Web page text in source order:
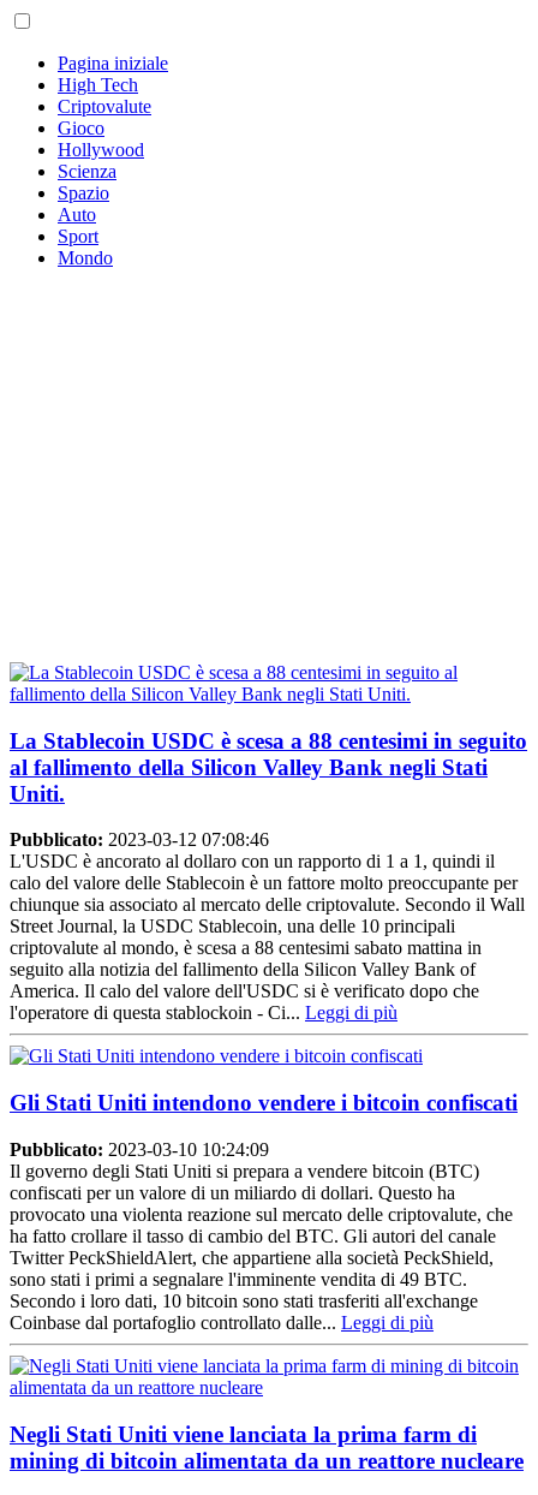
Pagina iniziale
High Tech
Criptovalute
Gioco
Hollywood
Scienza
Spazio
Auto
Sport
Mondo
La Stablecoin USDC è scesa a 88 centesimi in seguito
al fallimento della Silicon Valley Bank negli Stati
Uniti.
Pubblicato: 2023-03-12 07:08:46
L'USDC è ancorato al dollaro con un rapporto di 1 a 1, quindi il
calo del valore delle Stablecoin è un fattore molto preoccupante per
chiunque sia associato al mercato delle criptovalute. Secondo il Wall
Street Journal, la USDC Stablecoin, una delle 10 principali
criptovalute al mondo, è scesa a 88 centesimi sabato mattina in
seguito alla notizia del fallimento della Silicon Valley Bank of
America. Il calo del valore dell'USDC si è verificato dopo che
l'operatore di questa stablockoin - Ci... Leggi di più
Gli Stati Uniti intendono vendere i bitcoin confiscati
Pubblicato: 2023-03-10 10:24:09
Il governo degli Stati Uniti si prepara a vendere bitcoin (BTC)
confiscati per un valore di un miliardo di dollari. Questo ha
provocato una violenta reazione sul mercato delle criptovalute, che
ha fatto crollare il tasso di cambio del BTC. Gli autori del canale
Twitter PeckShieldAlert, che appartiene alla società PeckShield,
sono stati i primi a segnalare l'imminente vendita di 49 BTC.
Secondo i loro dati, 10 bitcoin sono stati trasferiti all'exchange
Coinbase dal portafoglio controllato dalle... Leggi di più
Negli Stati Uniti viene lanciata la prima farm di
mining di bitcoin alimentata da un reattore nucleare